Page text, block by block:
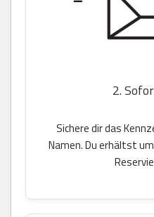
2.
Sichere dir das
Namen. Du erhältst